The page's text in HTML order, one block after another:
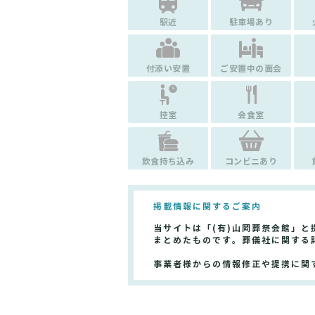
駅近 駐車場あり
付添い安置 ご安置中の面会
控室 会食室
飲食持ち込み コンビニあり
掲載情報に関するご案内
当サイトは「(有)山岡葬祭会館」と
まとめたものです。葬儀社に関す
事業者様からの情報修正や提携に